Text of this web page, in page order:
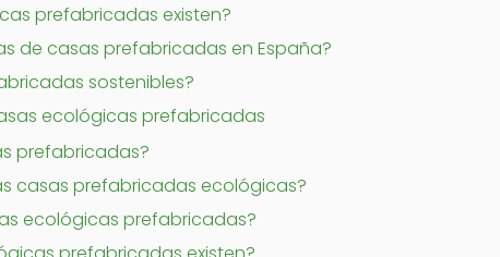
prefabricadas existen?
de casas prefabricadas en España?
sostenibles?
ecológicas prefabricadas
prefabricadas?
casas prefabricadas ecológicas?
ecológicas prefabricadas?